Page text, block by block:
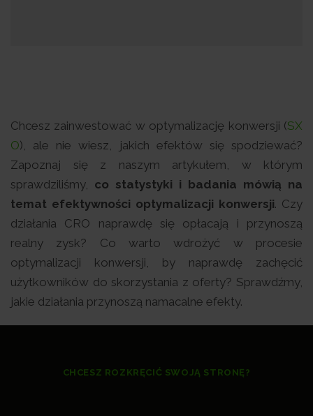
Chcesz zainwestować w optymalizację konwersji (SX
O), ale nie wiesz, jakich efektów się spodziewać?
Zapoznaj się z naszym artykułem, w którym
sprawdziliśmy, co statystyki i badania mówią na
temat efektywności optymalizacji konwersji. Czy
działania CRO naprawdę się opłacają i przynoszą
realny zysk? Co warto wdrożyć w procesie
optymalizacji konwersji, by naprawdę zachęcić
użytkowników do skorzystania z oferty? Sprawdźmy,
jakie działania przynoszą namacalne efekty.
CHCESZ ROZKRĘCIĆ SWOJĄ STRONĘ?